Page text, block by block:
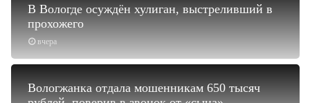
вчера
В Вологде осуждён хулиган, выстреливший в
прохожего
Вологжанка отдала мошенникам 650 тысяч